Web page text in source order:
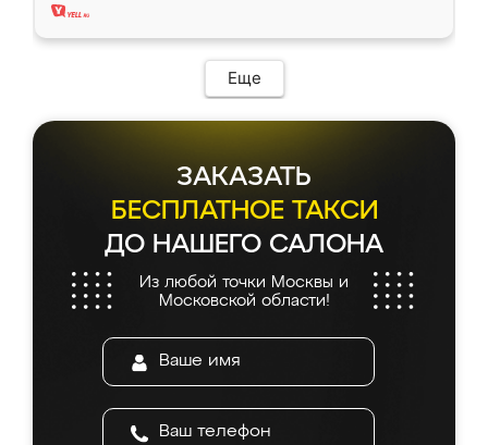
Еще
ЗАКАЗАТЬ
БЕСПЛАТНОЕ ТАКСИ
ДО НАШЕГО САЛОНА
Из любой точки Москвы и
Московской области!